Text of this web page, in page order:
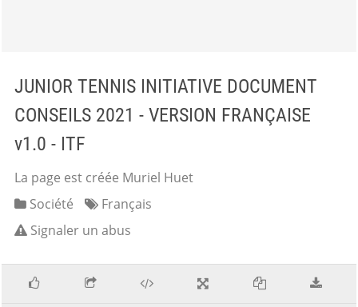
JUNIOR TENNIS INITIATIVE DOCUMENT
CONSEILS 2021 - VERSION FRANÇAISE
v1.0 - ITF
La page est créée Muriel Huet
Société
Français
Signaler un abus